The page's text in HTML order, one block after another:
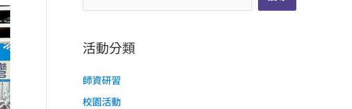
活動分類
師資研習
校園活動